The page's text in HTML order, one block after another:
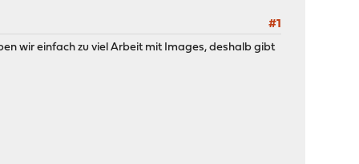
#1
wir einfach zu viel Arbeit mit Images, deshalb gibt